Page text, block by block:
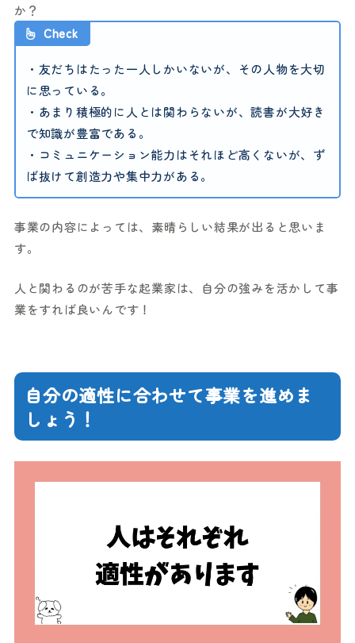
か？
Check
・友だちはたった一人しかいないが、その人物を大切
に思っている。
・あまり積極的に人とは関わらないが、読書が大好き
で知識が豊富である。
・コミュニケーション能力はそれほど高くないが、ず
ば抜けて創造力や集中力がある。
事業の内容によっては、素晴らしい結果が出ると思いま
す。
人と関わるのが苦手な起業家は、自分の強みを活かして事
業をすれば良いんです！
自分の適性に合わせて事業を進めま
しょう！